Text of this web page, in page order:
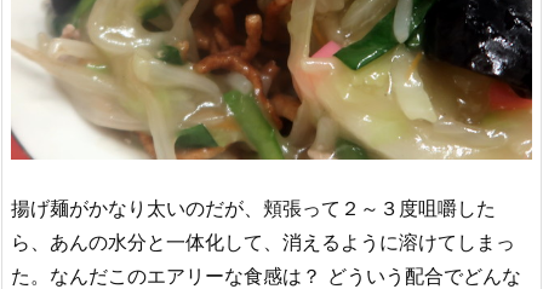
揚げ麺がかなり太いのだが、頬張って２～３度咀嚼した
ら、あんの水分と一体化して、消えるように溶けてしまっ
た。なんだこのエアリーな食感は？ どういう配合でどんな